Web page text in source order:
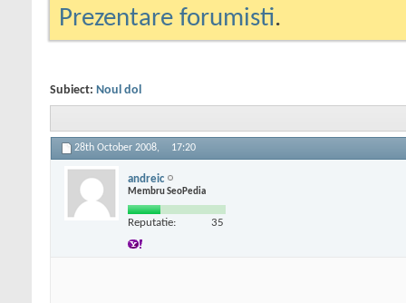
Prezentare forumisti.
Subiect: Noul dol
28th October 2008, 17:20
andreic
Membru SeoPedia
Reputatie: 35